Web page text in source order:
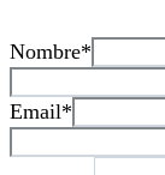
Nombre*
Email*